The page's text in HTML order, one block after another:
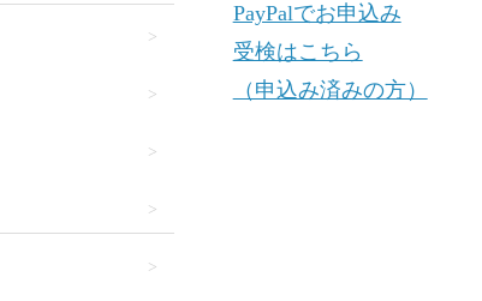
PayPalでお申込み
受検はこちら
（申込み済みの方）